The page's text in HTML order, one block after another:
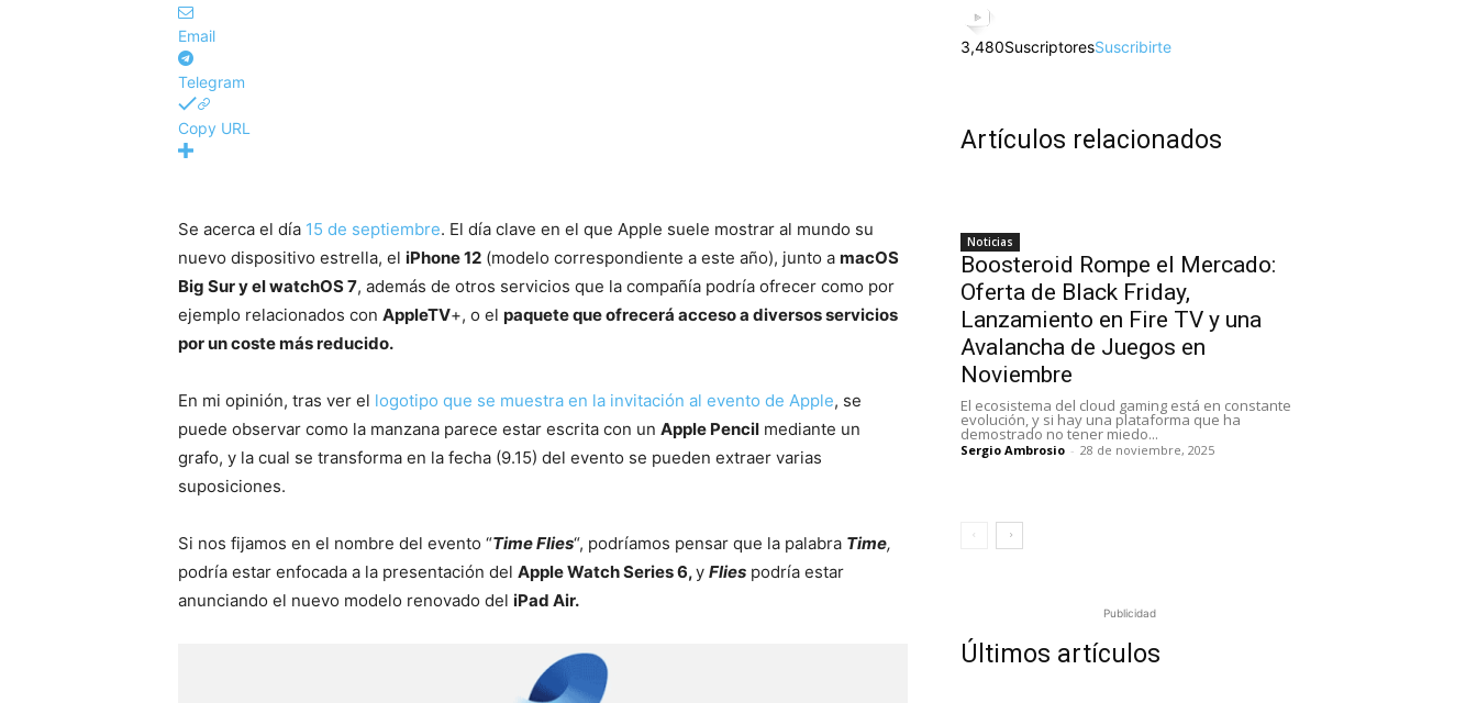
Email
Telegram
Copy URL
Se acerca el día 15 de septiembre. El día clave en el que Apple suele mostrar al mundo su
nuevo dispositivo estrella, el iPhone 12 (modelo correspondiente a este año), junto a macOS
Big Sur y el watchOS 7, además de otros servicios que la compañía podría ofrecer como por
ejemplo relacionados con AppleTV+, o el paquete que ofrecerá acceso a diversos servicios
por un coste más reducido.
En mi opinión, tras ver el logotipo que se muestra en la invitación al evento de Apple, se
puede observar como la manzana parece estar escrita con un Apple Pencil mediante un
grafo, y la cual se transforma en la fecha (9.15) del evento se pueden extraer varias
suposiciones.
Si nos fijamos en el nombre del evento “Time Flies“, podríamos pensar que la palabra Time,
podría estar enfocada a la presentación del Apple Watch Series 6,y Flies podría estar
anunciando el nuevo modelo renovado del iPad Air.
3,480SuscriptoresSuscribirte
Artículos relacionados
Noticias
Boosteroid Rompe el Mercado:
Oferta de Black Friday,
Lanzamiento en Fire TV y una
Avalancha de Juegos en
Noviembre
El ecosistema del cloud gaming está en constante
evolución, y si hay una plataforma que ha
demostrado no tener miedo...
Sergio Ambrosio - 28 de noviembre, 2025
Publicidad
Últimos artículos